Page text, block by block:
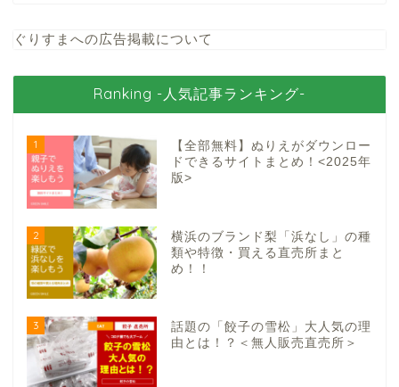
ぐりすまへの広告掲載について
Ranking -人気記事ランキング-
1
【全部無料】ぬりえがダウンロー
ドできるサイトまとめ！<2025年
版>
2
横浜のブランド梨「浜なし」の種
類や特徴・買える直売所まと
め！！
3
話題の「餃子の雪松」大人気の理
由とは！？＜無人販売直売所＞